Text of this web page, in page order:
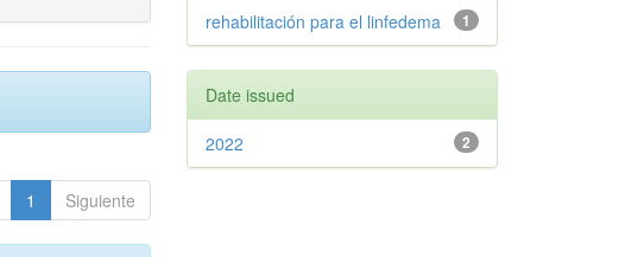
1 Siguiente
1
rehabilitación para el linfedema
Date issued
2
2022